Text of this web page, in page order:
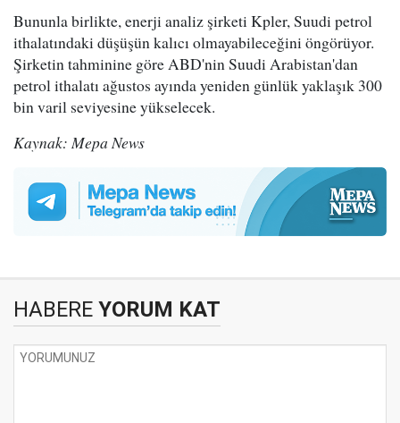
Bununla birlikte, enerji analiz şirketi Kpler, Suudi petrol
ithalatındaki düşüşün kalıcı olmayabileceğini öngörüyor.
Şirketin tahminine göre ABD'nin Suudi Arabistan'dan
petrol ithalatı ağustos ayında yeniden günlük yaklaşık 300
bin varil seviyesine yükselecek.
Kaynak: Mepa News
HABERE YORUM KAT